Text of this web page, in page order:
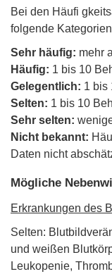
Bei den Häufi
folgende
Sehr häufig: mehr
Häufig: 1 bis 10
Gelegentlich: 1 bis
Selten: 1 bis 10
Sehr selten:
Nicht bekannt:
Daten nicht
Mögliche
Erkrankungen des
Selten:
und weißen
Leukopenie,